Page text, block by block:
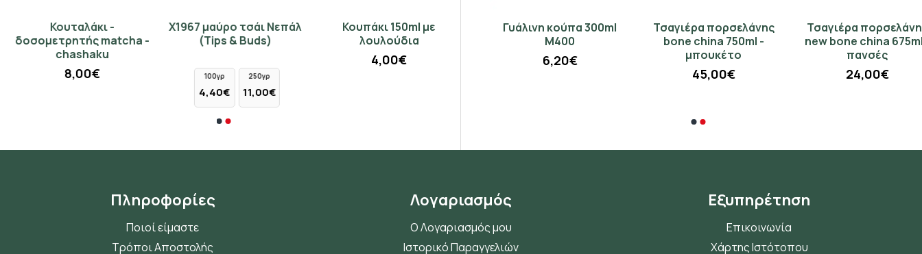
Κουταλάκι -
δοσομετρητής matcha -
chashaku
8,00€
Χ1967 μαύρο τσάι Νεπάλ
(Tips & Buds)
100γρ
4,40€
250γρ
11,00€
Κουπάκι 150ml με
λουλούδια
4,00€
Madras Λεμόνι μαύρο
τσάι 10 φακελάκια
1,10€
Lapsang Souchong 8312
καπνιστό μαύρο τσάι
2,45€
100γρ
4,90€ 12,25€
Πορτοκάλι μαύρο τσάι
Κεϋλάνης (Madras)
Γυάλινη κούπα 300ml
M400
6,20€
Τσαγιέρα πορσελάνης
bone china 750ml -
μπουκέτο
45,00€
Τσαγιέρα πορσελάνης
new bone china 675ml -
πανσές
24,00€
Πληροφορίες
Ποιοί είμαστε
Τρόποι Αποστολής
Λογαριασμός
Ο Λογαριασμός μου
Ιστορικό Παραγγελιών
Εξυπηρέτηση
Επικοινωνία
Χάρτης Ιστότοπου